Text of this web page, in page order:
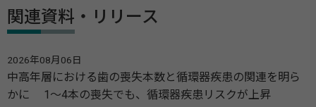
関連資料・リリース
2026年08月06日
中高年層における歯の喪失本数と循環器疾患の関連を明ら
かに 1～4本の喪失でも、循環器疾患リスクが上昇